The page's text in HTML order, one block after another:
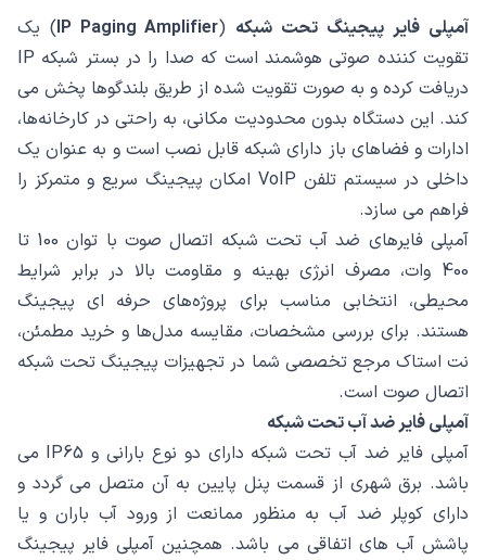
آمپلی‌ فایر پیجینگ تحت شبکه (
IP Paging Amplifier) یک
تقویت‌ کننده صوتی هوشمند است که صدا را در بستر شبکه IP
دریافت کرده و به ‌صورت تقویت ‌شده از طریق بلندگوها پخش می
‌کند. این دستگاه بدون محدودیت مکانی، به ‌راحتی در کارخانه‌ها،
ادارات و فضاهای باز دارای شبکه قابل نصب است و به ‌عنوان یک
داخلی در سیستم تلفن VoIP امکان پیجینگ سریع و متمرکز را
فراهم می‌ سازد.
آمپلی‌ فایرهای ضد آب تحت شبکه اتصال صوت با توان 100 تا
400 وات، مصرف انرژی بهینه و مقاومت بالا در برابر شرایط
محیطی، انتخابی مناسب برای پروژه‌های حرفه ‌ای پیجینگ
هستند. برای بررسی مشخصات، مقایسه مدل‌ها و خرید مطمئن،
نت استاک مرجع تخصصی شما در تجهیزات پیجینگ تحت شبکه
اتصال صوت است.
آمپلی فایر ضد آب تحت شبکه
آمپلی فایر ضد آب تحت شبکه دارای دو نوع بارانی و IP65 می
باشد. برق شهری از قسمت پنل پایین به آن متصل می گردد و
دارای کوپلر ضد آب به منظور ممانعت از ورود آب باران و یا
پاشش آب های اتفاقی می باشد. همچنین آمپلی فایر پیجینگ